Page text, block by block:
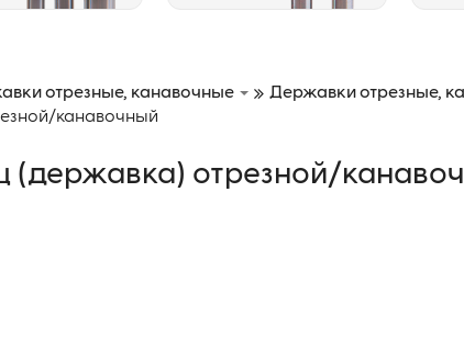
отрезные, канавочные Державки отрезные,
канавочный
(державка) отрезной/